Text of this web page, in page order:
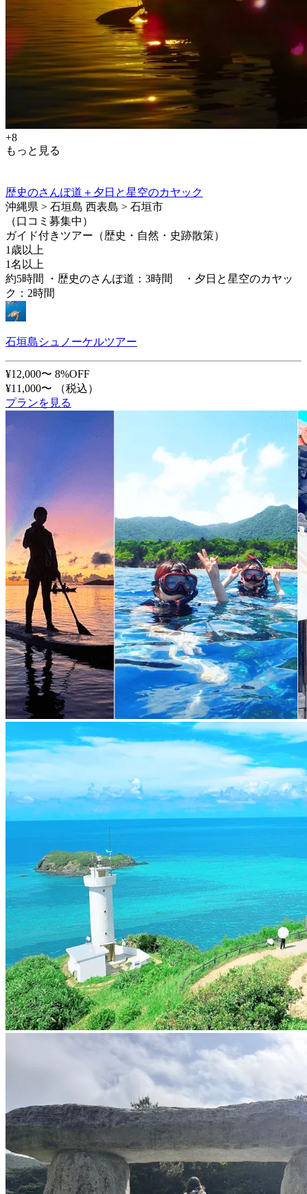
+8
もっと見る
歴史のさんぽ道＋夕日と星空のカヤック
沖縄県 > 石垣島 西表島 > 石垣市
（口コミ募集中）
ガイド付きツアー（歴史・自然・史跡散策）
1歳以上
1名以上
約5時間 ・歴史のさんぽ道：3時間 ・夕日と星空のカヤッ
ク：2時間
石垣島シュノーケルツアー
¥12,000〜 8%OFF
¥11,000〜
（税込）
プランを見る